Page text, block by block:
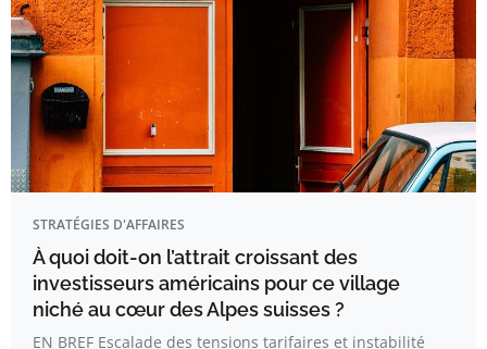
STRATÉGIES D'AFFAIRES
À quoi doit-on l’attrait croissant des
investisseurs américains pour ce village
niché au cœur des Alpes suisses ?
EN BREF Escalade des tensions tarifaires et instabilité